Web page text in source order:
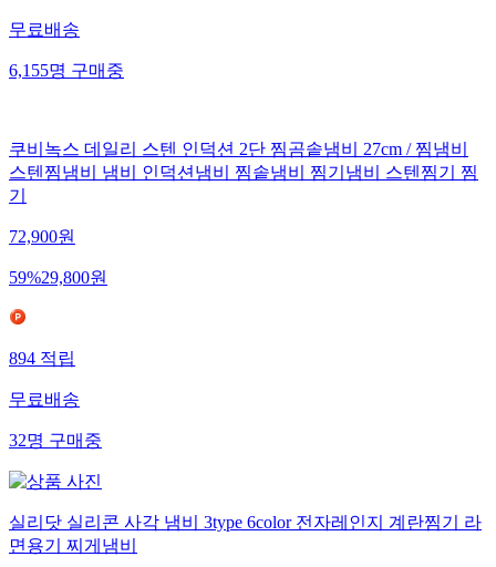
무료배송
6,155명 구매중
쿠비녹스 데일리 스텐 인덕션 2단 찜곰솥냄비 27cm / 찜냄비
스텐찜냄비 냄비 인덕션냄비 찜솥냄비 찜기냄비 스텐찜기 찜
기
72,900원
59%29,800원
894 적립
무료배송
32명 구매중
실리닷 실리콘 사각 냄비 3type 6color 전자레인지 계란찜기 라
면용기 찌게냄비